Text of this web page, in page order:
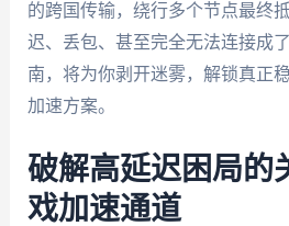
的跨国传输，绕行多个节点最终
迟、丢包、甚至完全无法连接成
南，将为你剥开迷雾，解锁真正
加速方案。
破解高延迟困局的
戏加速通道